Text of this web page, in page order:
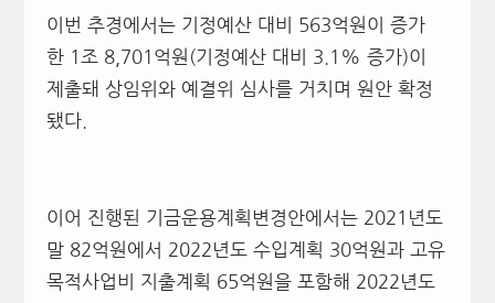
이번 추경에서는 기정예산 대비 563억원이 증가
한 1 조 8,701 억원 (기정예산 대비 3.1% 증가)이
제출돼 상임위와 예결위 심사를 거치며 원안 확정
됐다.
이어 진행된 기금운용계획변경안에서는 2021 년도
말 82억원에서 2022년도 수입계획 30억원과 고유
목적사업비 지출계획 65억원을 포함해 2022년도